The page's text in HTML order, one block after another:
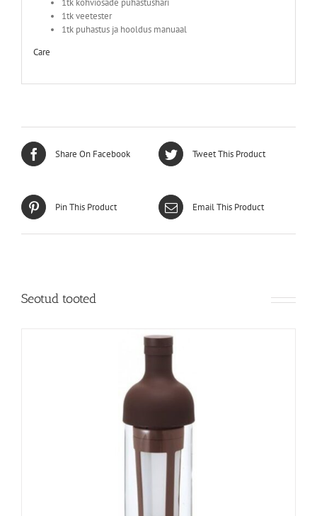
1tk veetester
1tk puhastus ja hooldus manuaal
Care
Share On Facebook Tweet This Product
Pin This Product Email This Product
Seotud tooted